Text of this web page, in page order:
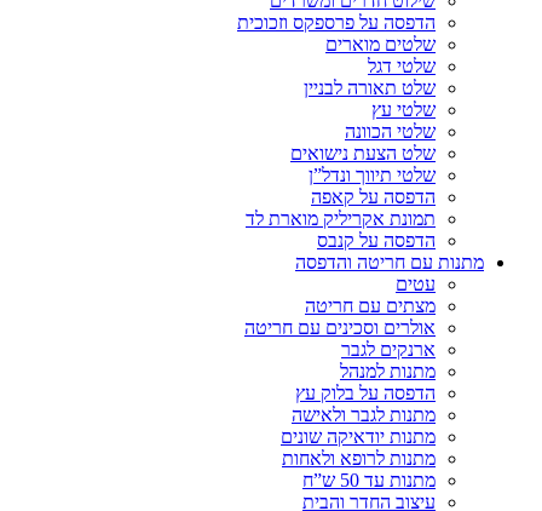
הדפסה על פרספקס וזכוכית
שלטים מוארים
שלטי דגל
שלט תאורה לבניין
שלטי עץ
שלטי הכוונה
שלט הצעת נישואים
שלטי תיווך ונדל”ן
הדפסה על קאפה
תמונת אקריליק מוארת לד
הדפסה על קנבס
מתנות עם חריטה והדפסה
עטים
מצתים עם חריטה
אולרים וסכינים עם חריטה
ארנקים לגבר
מתנות למנהל
הדפסה על בלוק עץ
מתנות לגבר ולאישה
מתנות יודאיקה שונים
מתנות לרופא ולאחות
מתנות עד 50 ש”ח
עיצוב החדר והבית